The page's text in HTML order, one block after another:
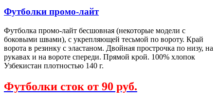
Футболки промо-лайт
Футболка промо-лайт бесшовная (некоторые модели с
боковыми швами), с укрепляющей тесьмой по вороту. Край
ворота в резинку с эластаном. Двойная прострочка по низу, на
рукавах и на вороте спереди. Прямой крой. 100% хлопок
Узбекистан плотностью 140 г.
Футболки сток от 90 руб.